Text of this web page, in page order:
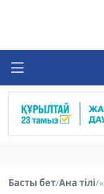
Басты бет/Ана тілі/